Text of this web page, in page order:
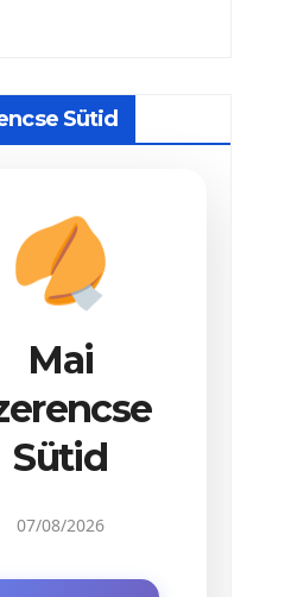
Sütid
Mai
Sütid
07/08/2026